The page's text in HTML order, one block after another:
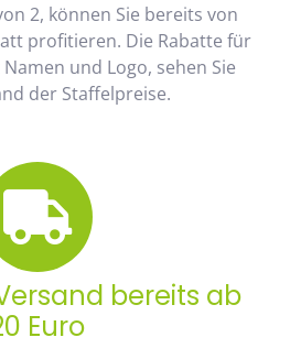
2, können Sie bereits von
profitieren. Die Rabatte für
und Logo, sehen Sie
der Staffelpreise.
bereits ab
Euro